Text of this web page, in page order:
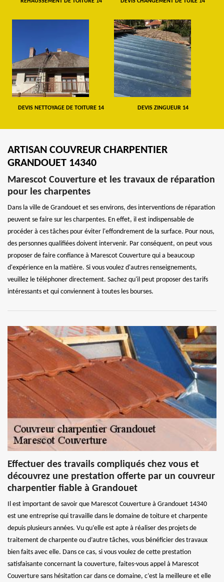
DEVIS NETTOYAGE DE TOITURE 14 DEVIS ZINGUEUR 14
ARTISAN COUVREUR CHARPENTIER
GRANDOUET 14340
Marescot Couverture et les travaux de réparation
pour les charpentes
Dans la ville de Grandouet et ses environs, des interventions de réparation
peuvent se faire sur les charpentes. En effet, il est indispensable de
procéder à ces tâches pour éviter l'effondrement de la surface. Pour nous,
des personnes qualifiées doivent intervenir. Par conséquent, on peut vous
proposer de faire confiance à Marescot Couverture qui a beaucoup
d'expérience en la matière. Si vous voulez d'autres renseignements,
veuillez le téléphoner directement. Sachez qu'il peut proposer des tarifs
intéressants et qui conviennent à toutes les bourses.
Effectuer des travails compliqués chez vous et
découvrez une prestation offerte par un couvreur
charpentier fiable à Grandouet
Il est important de savoir que Marescot Couverture à Grandouet 14340
est une entreprise qui travaille dans le domaine de toiture et charpente
depuis plusieurs années. Vu qu’elle est apte à réaliser des projets de
traitement de charpente ou d’autre tâches, vous bénéficier des travaux
bien faits avec elle. Dans ce cas, si vous voulez de cette prestation
satisfaisante concernant la couverture, faites-vous appel à Marescot
Couverture sans hésitation car dans ce domaine, c’est la meilleure et elle